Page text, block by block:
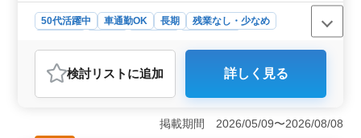
50代活躍中 車通勤OK 長期
残業なし・少なめ
おすすめポイント
＜経験者歓迎の税理士補助＞ 会計事務所経験者を中心
に、税務会計スタッフを募集しています。税務相談や申
告書作成など、幅広い業務に携わりながら、経験豊富な
方が中心に活躍しています。税理士科目保有者は優遇さ
検討リスト に追加 詳しく見る
掲載期間 2026/05/09〜2026/08/08